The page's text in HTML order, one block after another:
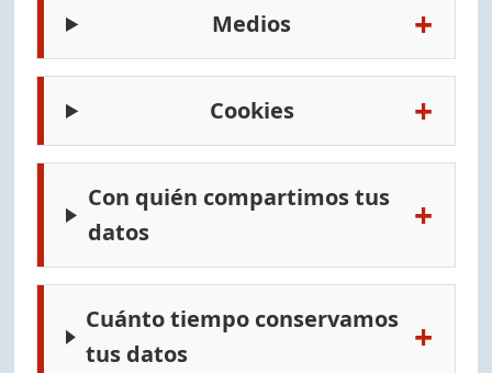
Medios +
Cookies +
Con quién compartimos tus
datos
+
Cuánto tiempo conservamos
tus datos
+